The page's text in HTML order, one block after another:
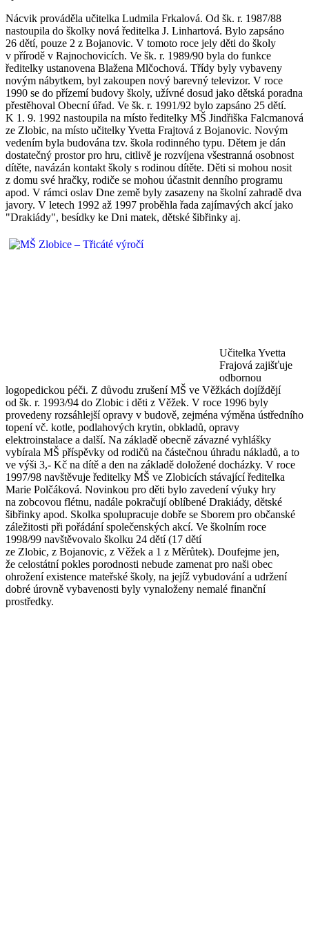
Nácvik prováděla učitelka Ludmila Frkalová. Od šk. r. 1987/88
nastoupila do školky nová ředitelka J. Linhartová. Bylo zapsáno
26 dětí, pouze 2 z Bojanovic. V tomoto roce jely děti do školy
v přírodě v Rajnochovicích. Ve šk. r. 1989/90 byla do funkce
ředitelky ustanovena Blažena Mlčochová. Třídy byly vybaveny
novým nábytkem, byl zakoupen nový barevný televizor. V roce
1990 se do přízemí budovy školy, užívné dosud jako dětská poradna
přestěhoval Obecní úřad. Ve šk. r. 1991/92 bylo zapsáno 25 dětí.
K 1. 9. 1992 nastoupila na místo ředitelky MŠ Jindřiška Falcmanová
ze Zlobic, na místo učitelky Yvetta Frajtová z Bojanovic. Novým
vedením byla budována tzv. škola rodinného typu. Dětem je dán
dostatečný prostor pro hru, citlivě je rozvíjena všestranná osobnost
dítěte, navázán kontakt školy s rodinou dítěte. Děti si mohou nosit
z domu své hračky, rodiče se mohou účastnit denního programu
apod. V rámci oslav Dne země byly zasazeny na školní zahradě dva
javory. V letech 1992 až 1997 proběhla řada zajímavých akcí jako
"Drakiády", besídky ke Dni matek, dětské šibřinky aj.
Učitelka Yvetta
Frajová zajišťuje
odbornou
logopedickou péči. Z důvodu zrušení MŠ ve Věžkách dojíždějí
od šk. r. 1993/94 do Zlobic i děti z Věžek. V roce 1996 byly
provedeny rozsáhlejší opravy v budově, zejména výměna ústředního
topení vč. kotle, podlahových krytin, obkladů, opravy
elektroinstalace a další. Na základě obecně závazné vyhlášky
vybírala MŠ příspěvky od rodičů na částečnou úhradu nákladů, a to
ve výši 3,- Kč na dítě a den na základě doložené docházky. V roce
1997/98 navštěvuje ředitelky MŠ ve Zlobicích stávající ředitelka
Marie Polčáková. Novinkou pro děti bylo zavedení výuky hry
na zobcovou flétnu, nadále pokračují oblíbené Drakiády, dětské
šibřinky apod. Skolka spolupracuje dobře se Sborem pro občanské
záležitosti při pořádání společenských akcí. Ve školním roce
1998/99 navštěvovalo školku 24 dětí (17 dětí
ze Zlobic, z Bojanovic, z Věžek a 1 z Měrůtek). Doufejme jen,
že celostátní pokles porodnosti nebude zamenat pro naši obec
ohrožení existence mateřské školy, na jejíž vybudování a udržení
dobré úrovně vybavenosti byly vynaloženy nemalé finanční
prostředky.